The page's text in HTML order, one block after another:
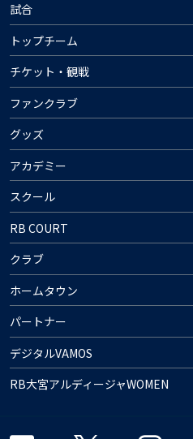
試合
トップチーム
チケット・観戦
ファンクラブ
グッズ
アカデミー
スクール
RB COURT
クラブ
ホームタウン
パートナー
デジタルVAMOS
RB大宮アルディージャWOMEN